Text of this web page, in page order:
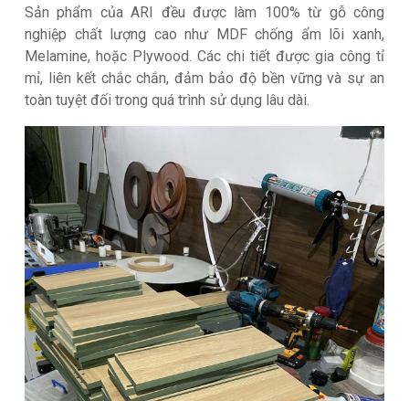
Sản phẩm của ARI đều được làm 100% từ gỗ công
nghiệp chất lượng cao như MDF chống ẩm lõi xanh,
Melamine, hoặc Plywood. Các chi tiết được gia công tỉ
mỉ, liên kết chắc chắn, đảm bảo độ bền vững và sự an
toàn tuyệt đối trong quá trình sử dụng lâu dài.